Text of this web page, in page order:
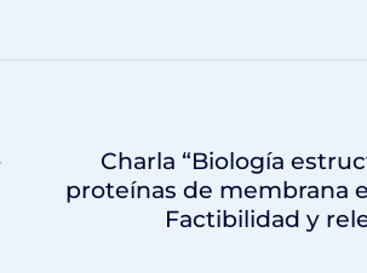
Charla “Biología
proteínas de membrana
Factibilidad y